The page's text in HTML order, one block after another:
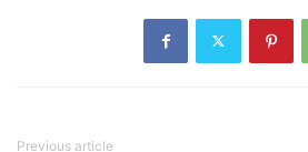
Previous article